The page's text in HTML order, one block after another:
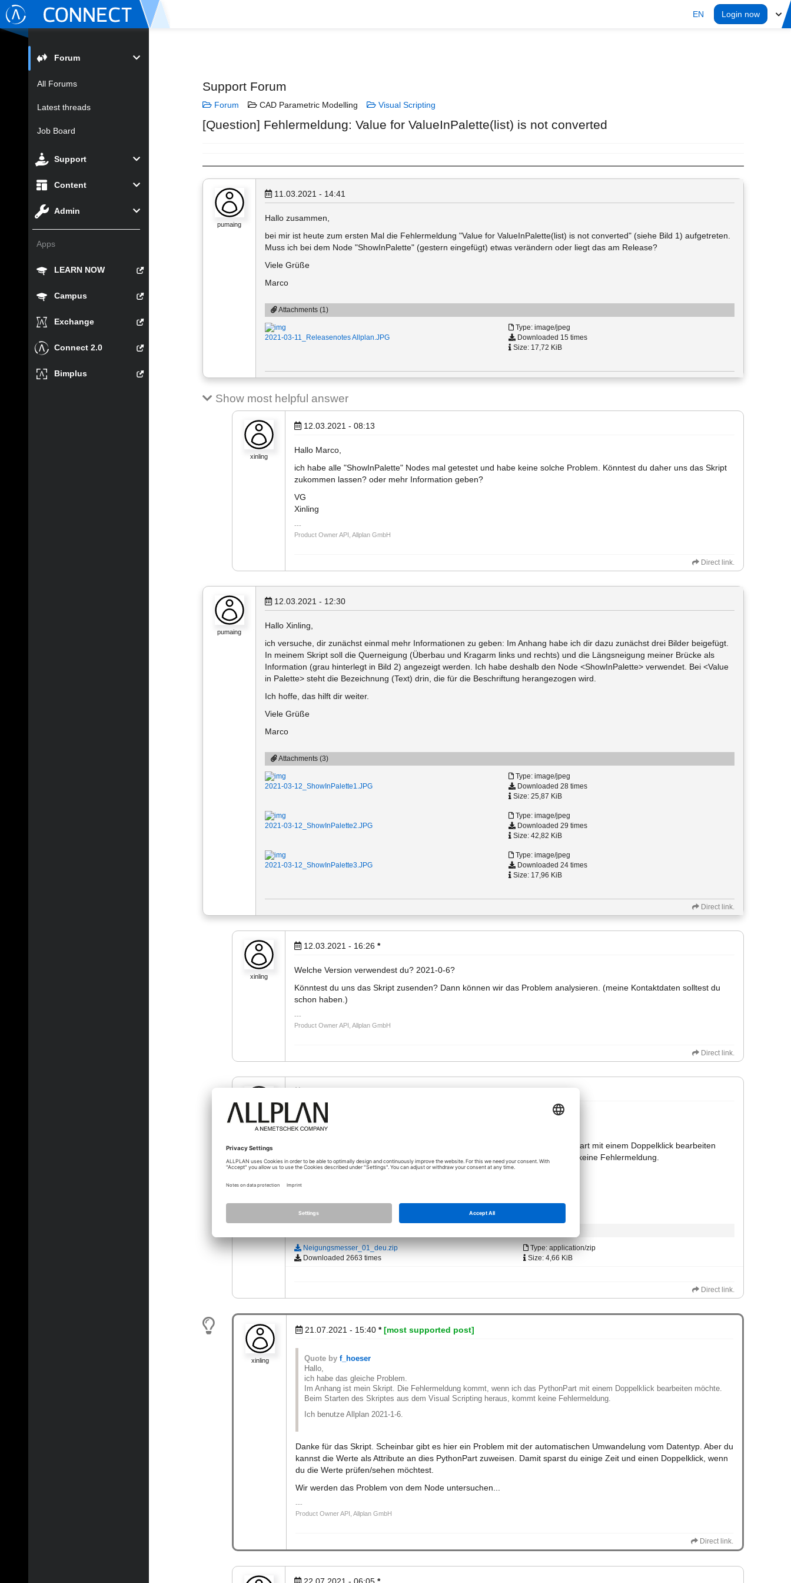
EN Login now
Forum
All Forums
Latest threads
Job Board
Support
Content
Admin
Apps
LEARN NOW
Campus
Exchange
Connect 2.0
Bimplus
Support Forum
Forum CAD Parametric Modelling Visual Scripting
[Question] Fehlermeldung: Value for ValueInPalette(list) is not converted
pumaing
11.03.2021 - 14:41
Hallo zusammen,
bei mir ist heute zum ersten Mal die Fehlermeldung "Value for ValueInPalette(list) is not converted" (siehe Bild 1) aufgetreten.
Muss ich bei dem Node "ShowInPalette" (gestern eingefügt) etwas verändern oder liegt das am Release?
Viele Grüße
Marco
Attachments (1)
2021-03-11_Releasenotes Allplan.JPG
Type: image/jpeg
Downloaded 15 times
Size: 17,72 KiB
Show most helpful answer
xinling
12.03.2021 - 08:13
Hallo Marco,
ich habe alle "ShowInPalette" Nodes mal getestet und habe keine solche Problem. Könntest du daher uns das Skript
zukommen lassen? oder mehr Information geben?
VG
Xinling
Product Owner API, Allplan GmbH
Direct link.
pumaing
12.03.2021 - 12:30
Hallo Xinling,
ich versuche, dir zunächst einmal mehr Informationen zu geben: Im Anhang habe ich dir dazu zunächst drei Bilder beigefügt.
In meinem Skript soll die Querneigung (Überbau und Kragarm links und rechts) und die Längsneigung meiner Brücke als
Information (grau hinterlegt in Bild 2) angezeigt werden. Ich habe deshalb den Node <ShowInPalette> verwendet. Bei <Value
in Palette> steht die Bezeichnung (Text) drin, die für die Beschriftung herangezogen wird.
Ich hoffe, das hilft dir weiter.
Viele Grüße
Marco
Attachments (3)
2021-03-12_ShowInPalette1.JPG
Type: image/jpeg
Downloaded 28 times
Size: 25,87 KiB
2021-03-12_ShowInPalette2.JPG
Type: image/jpeg
Downloaded 29 times
Size: 42,82 KiB
2021-03-12_ShowInPalette3.JPG
Type: image/jpeg
Downloaded 24 times
Size: 17,96 KiB
Direct link.
xinling
12.03.2021 - 16:26 *
Welche Version verwendest du? 2021-0-6?
Könntest du uns das Skript zusenden? Dann können wir das Problem analysieren. (meine Kontaktdaten solltest du
schon haben.)
Product Owner API, Allplan GmbH
Direct link.
f_hoeser
Hallo,
ich habe das gleiche Problem.
Im Anhang ist mein Skript. Die Fehlermeldung kommt, wenn ich das PythonPart mit einem Doppelklick bearbeiten
möchte. Beim Starten des Skriptes aus dem Visual Scripting heraus, kommt keine Fehlermeldung.
Ich benutze Allplan 2021-1-6.
Allplan 2024-0-1
Neigungsmesser_01_deu.zip
Type: application/zip
Downloaded 2663 times
Size: 4,66 KiB
Direct link.
xinling
21.07.2021 - 15:40 * [most supported post]
Quote by f_hoeser
Hallo,
ich habe das gleiche Problem.
Im Anhang ist mein Skript. Die Fehlermeldung kommt, wenn ich das PythonPart mit einem Doppelklick bearbeiten möchte.
Beim Starten des Skriptes aus dem Visual Scripting heraus, kommt keine Fehlermeldung.
Ich benutze Allplan 2021-1-6.
Danke für das Skript. Scheinbar gibt es hier ein Problem mit der automatischen Umwandelung vom Datentyp. Aber du
kannst die Werte als Attribute an dies PythonPart zuweisen. Damit sparst du einige Zeit und einen Doppelklick, wenn
du die Werte prüfen/sehen möchtest.
Wir werden das Problem von dem Node untersuchen...
Product Owner API, Allplan GmbH
Direct link.